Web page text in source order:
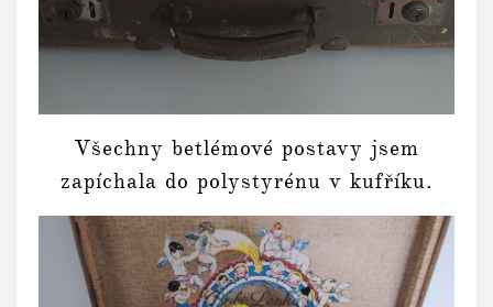
Všechny betlémové postavy jsem
zapíchala do polystyrénu v kufříku.